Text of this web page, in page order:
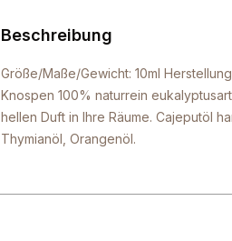
Beschreibung
Größe/Maße/Gewicht: 10ml
Knospen 100% naturrein
hellen Duft in Ihre Räume. Cajeputöl
Thymianöl, Orangenöl.